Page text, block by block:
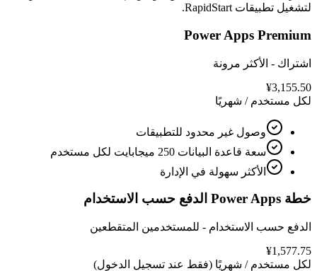
لتشغيل تطبيقات RapidStart.
Power Apps Premium
اشتراك - الأكثر مرونة
¥3,155.50
لكل مستخدم / شهريًا
وصول غير محدود للتطبيقات
سعة قاعدة البيانات 250 ميجابايت لكل مستخدم
الأكثر سهولة في الإدارة
خطة Power Apps الدفع حسب الاستخدام
الدفع حسب الاستخدام - للمستخدمين المتقطعين
¥1,577.75
لكل مستخدم / شهريًا (فقط عند تسجيل الدخول)